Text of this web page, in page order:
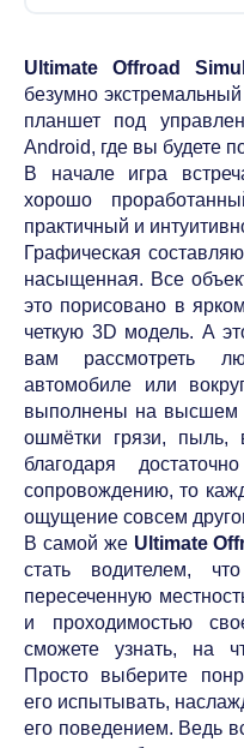
Ultimate Offroad
безумно
планшет под
Android, где вы будете
В начале игра
хорошо
практичный и
Графическая
насыщенная. Все
это порисовано в
четкую 3D модель. А
вам рассмотреть
автомобиле или
выполнены на высшем
ошмётки грязи,
благодаря
сопровождению, то
ощущение совсем
В самой же Ultimate
стать водителем,
пересеченную
и проходимостью
сможете узнать, на
Просто выберите
его испытывать,
его поведением. Ведь